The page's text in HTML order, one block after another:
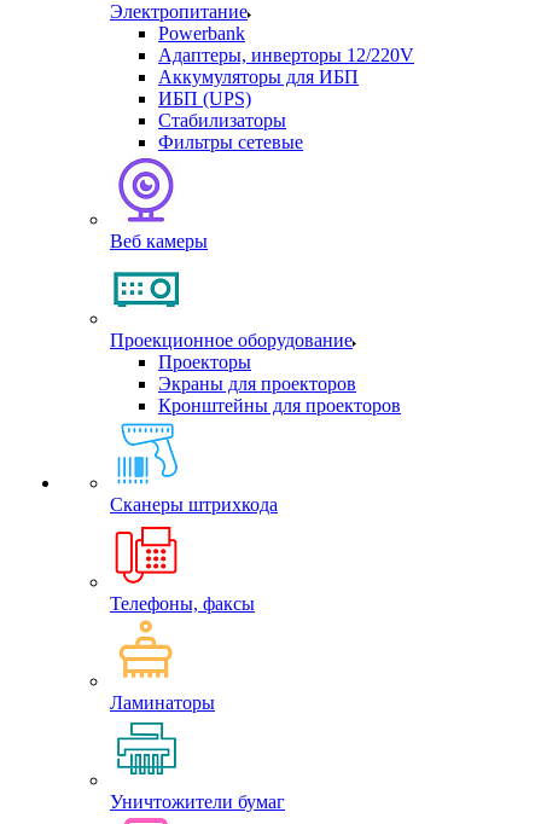
Электропитание
Powerbank
Адаптеры, инверторы 12/220V
Аккумуляторы для ИБП
ИБП (UPS)
Стабилизаторы
Фильтры сетевые
Веб камеры
Проекционное оборудование
Проекторы
Экраны для проекторов
Кронштейны для проекторов
Сканеры штрихкода
Телефоны, факсы
Ламинаторы
Уничтожители бумаг